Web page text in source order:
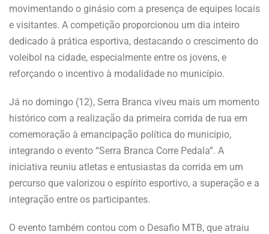
movimentando o ginásio com a presença de equipes locais
e visitantes. A competição proporcionou um dia inteiro
dedicado à prática esportiva, destacando o crescimento do
voleibol na cidade, especialmente entre os jovens, e
reforçando o incentivo à modalidade no município.
Já no domingo (12), Serra Branca viveu mais um momento
histórico com a realização da primeira corrida de rua em
comemoração à emancipação política do município,
integrando o evento “Serra Branca Corre Pedala”. A
iniciativa reuniu atletas e entusiastas da corrida em um
percurso que valorizou o espírito esportivo, a superação e a
integração entre os participantes.
O evento também contou com o Desafio MTB, que atraiu